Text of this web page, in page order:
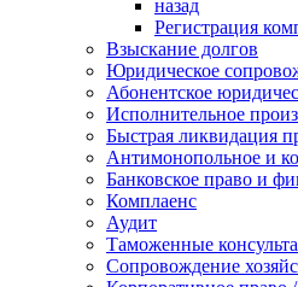
назад
Регистрация
Взыскание долгов
Юридическое
Абонентское
Исполнительное
Быстрая ликвидация
Антимонопольное и
Банковское право и
Комплаенс
Аудит
Таможенные
Сопровождение